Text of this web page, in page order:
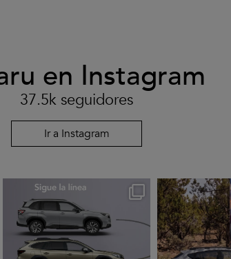
en Instagram
37.5k seguidores
Ir a Instagram
subarues